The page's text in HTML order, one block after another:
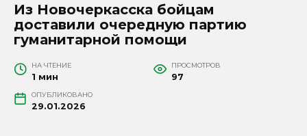
Из Новочеркасска бойцам
доставили очередную партию
гуманитарной помощи
НА ЧТЕНИЕ
1 мин
ПРОСМОТРОВ
97
ОПУБЛИКОВАНО
29.01.2026